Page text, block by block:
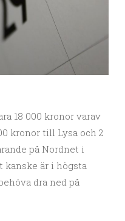
18 000 kronor varav
kronor till Lysa och 2
på Nordnet i
kanske är i högsta
dra ned på